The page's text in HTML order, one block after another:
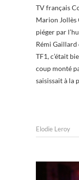
TV français
Marion Jollès
piéger par
Rémi Gaillard
TF1, c’était
coup monté
saisissait à la
Elodie Leroy